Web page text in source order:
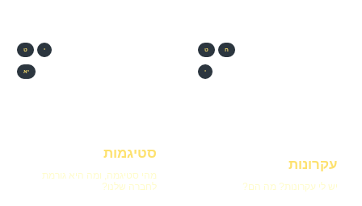
ח ט
י
עקרונות
יש לי עקרונות? מה הם?
י ט
יא
סטיגמות
מהי סטיגמה, ומה היא גורמת
לחברה שלנו?